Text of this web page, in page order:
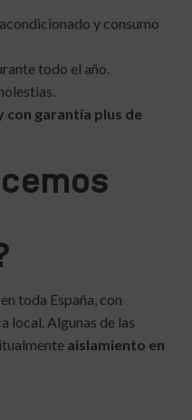
y consumo
todo el año.
con garantía plus de
toda España, con
local. Algunas de las
aislamiento en